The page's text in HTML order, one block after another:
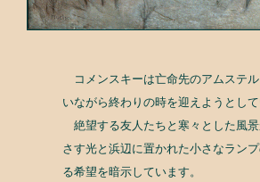
コメンスキーは亡命先のアムステ
いながら終わりの時を迎えようとして
絶望する友人たちと寒々とした風
さす光と浜辺に置かれた小さなラン
る希望を暗示しています。